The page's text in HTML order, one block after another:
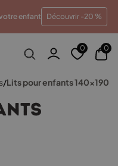
enfant Découvrir -20 %
fois sans frais
0 0
/Lits pour enfants 140x190